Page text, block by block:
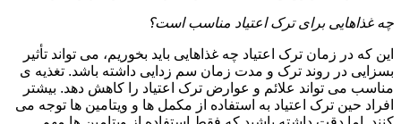
چه غذاهایی برای ترک اعتیاد مناسب است؟
این که در زمان ترک اعتیاد چه غذاهایی باید بخوریم، می تواند تأثیر
بسزایی در روند ترک و مدت زمان سم زدایی داشته باشد. تغذیه ی
مناسب می تواند علائم و عوارض ترک اعتیاد را کاهش دهد. بیشتر
افراد حین ترک اعتیاد به استفاده از مکمل ها و ویتامین ها توجه می